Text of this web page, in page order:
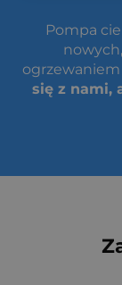
Pompa
się z nami,